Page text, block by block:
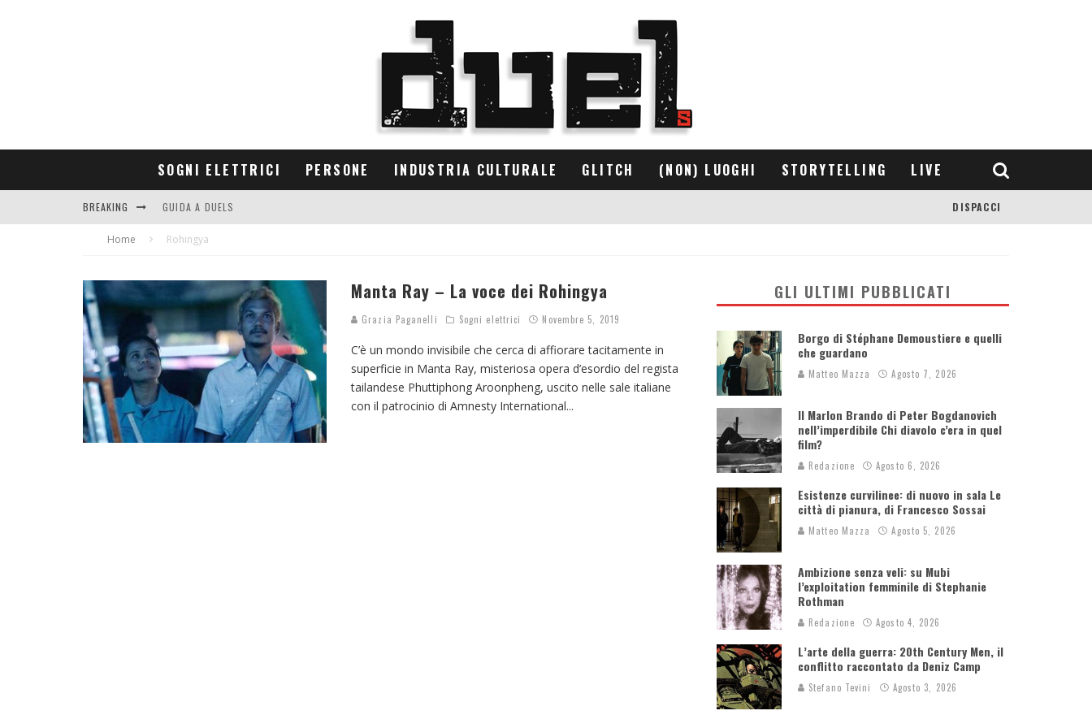
SOGNI ELETTRICI PERSONE INDUSTRIA CULTURALE GLITCH (NON) LUOGHI STORYTELLING LIVE
BREAKING GUIDA A DUELS
CONTRIBUTORS
DISPACCI
Home Rohingya
Manta Ray – La voce dei Rohingya
Grazia Paganelli Sogni elettrici Novembre 5, 2019
C’è un mondo invisibile che cerca di affiorare tacitamente in
superficie in Manta Ray, misteriosa opera d’esordio del regista
tailandese Phuttiphong Aroonpheng, uscito nelle sale italiane
con il patrocinio di Amnesty International...
GLI ULTIMI PUBBLICATI
Borgo di Stéphane Demoustiere e quelli
che guardano
Matteo Mazza Agosto 7, 2026
Il Marlon Brando di Peter Bogdanovich
nell’imperdibile Chi diavolo c’era in quel
film?
Redazione Agosto 6, 2026
Esistenze curvilinee: di nuovo in sala Le
città di pianura, di Francesco Sossai
Matteo Mazza Agosto 5, 2026
Ambizione senza veli: su Mubi
l’exploitation femminile di Stephanie
Rothman
Redazione Agosto 4, 2026
L’arte della guerra: 20th Century Men, il
conflitto raccontato da Deniz Camp
Stefano Tevini Agosto 3, 2026